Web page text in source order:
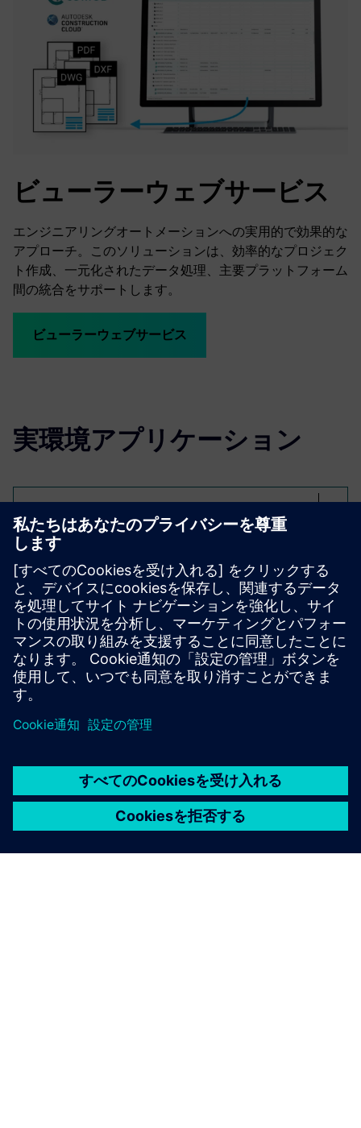
ビューラーウェブサービス
エンジニアリングオートメーションへの実用的で効果的な
アプローチ。このソリューションは、効率的なプロジェク
ト作成、一元化されたデータ処理、主要プラットフォーム
間の統合をサポートします。
ビューラーウェブサービス
実環境アプリケーション
ビューラーウェブサービス
エンジニアリングオートメーションへの実用的で効果的な
アプローチ。このソリューションは、効率的なプロジェク
ト作成、一元化されたデータ処理、主要プラットフォーム
間の統合をサポートします。